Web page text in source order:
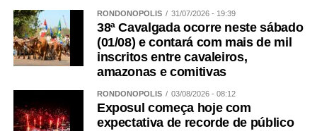
RONDONÓPOLIS 31/07/2026 - 19:39
38ª Cavalgada ocorre neste sábado
(01/08) e contará com mais de mil
inscritos entre cavaleiros,
amazonas e comitivas
RONDONÓPOLIS 03/08/2026 - 08:12
Exposul começa hoje com
expectativa de recorde de público